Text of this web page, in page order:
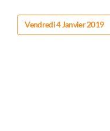
Vendredi 4 Janvier 2019